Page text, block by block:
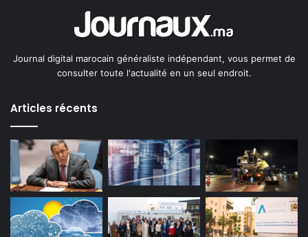
Journal digital marocain généraliste indépendant, vous permet de
consulter toute l'actualité en un seul endroit.
Articles récents